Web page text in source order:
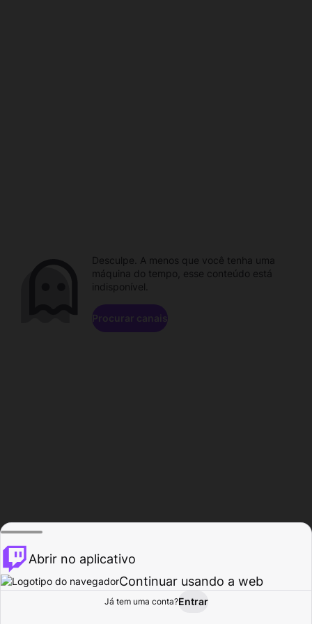
Procurar Atividade
Desculpe. A menos que você tenha uma
máquina do tempo, esse conteúdo está
indisponível.
Procurar canais
Abrir no aplicativo
Continuar usando a web
Já tem uma conta?Entrar